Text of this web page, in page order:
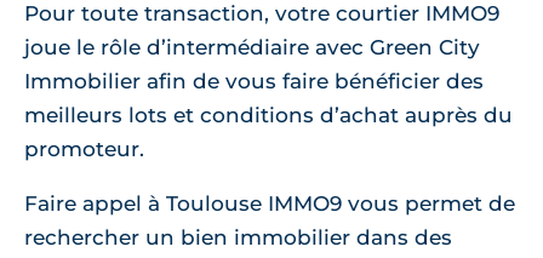
Pour toute transaction, votre courtier IMMO9
joue le rôle d’intermédiaire avec Green City
Immobilier afin de vous faire bénéficier des
meilleurs lots et conditions d’achat auprès du
promoteur.
Faire appel à Toulouse IMMO9 vous permet de
rechercher un bien immobilier dans des